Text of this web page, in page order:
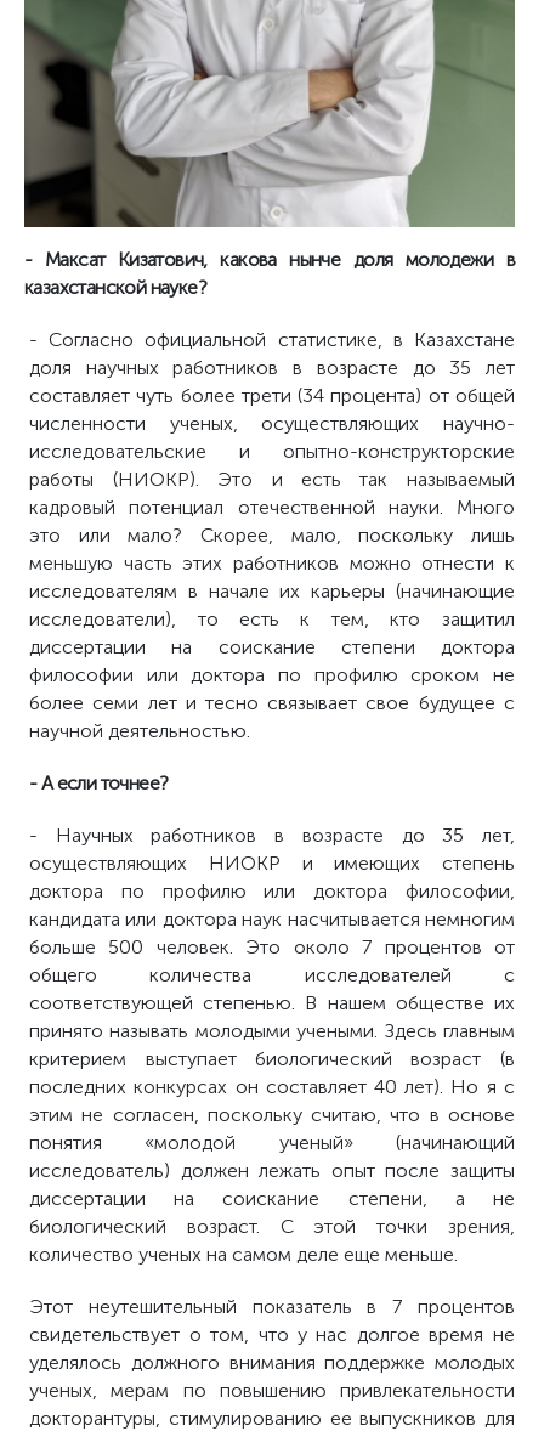
- Максат Кизатович, какова нынче доля молодежи в
казахстанской науке?
- Согласно официальной статистике, в Казахстане
доля научных работников в возрасте до 35 лет
составляет чуть более трети (34 процента) от общей
численности ученых, осуществляющих научно-
исследовательские и опытно-конструкторские
работы (НИОКР). Это и есть так называемый
кадровый потенциал отечественной науки. Много
это или мало? Скорее, мало, поскольку лишь
меньшую часть этих работников можно отнести к
исследователям в начале их карьеры (начинающие
исследователи), то есть к тем, кто защитил
диссертации на соискание степени доктора
философии или доктора по профилю сроком не
более семи лет и тесно связывает свое будущее с
научной деятельностью.
- А если точнее?
- Научных работников в возрасте до 35 лет,
осуществляющих НИОКР и имеющих степень
доктора по профилю или доктора философии,
кандидата или доктора наук насчитывается немногим
больше 500 человек. Это около 7 процентов от
общего количества исследователей с
соответствующей степенью. В нашем обществе их
принято называть молодыми учеными. Здесь главным
критерием выступает биологический возраст (в
последних конкурсах он составляет 40 лет). Но я с
этим не согласен, поскольку считаю, что в основе
понятия «молодой ученый» (начинающий
исследователь) должен лежать опыт после защиты
диссертации на соискание степени, а не
биологический возраст. С этой точки зрения,
количество ученых на самом деле еще меньше.
Этот неутешительный показатель в 7 процентов
свидетельствует о том, что у нас долгое время не
уделялось должного внимания поддержке молодых
ученых, мерам по повышению привлекательности
докторантуры, стимулированию ее выпускников для